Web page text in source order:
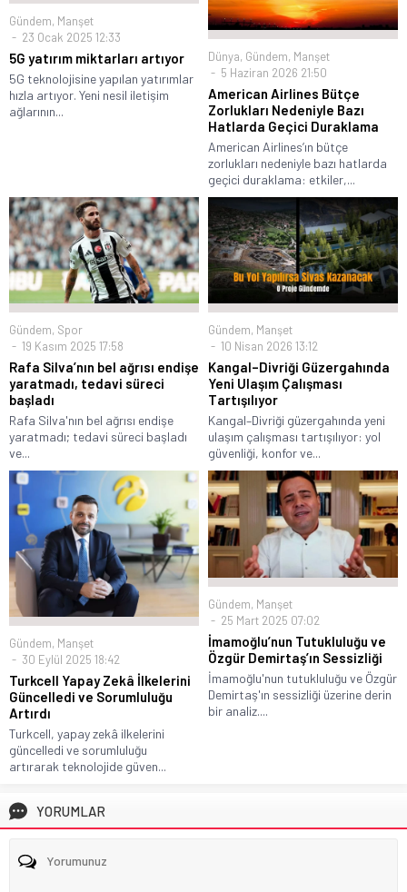
Gündem, Manşet
23 Ocak 2025 12:33
5G yatırım miktarları artıyor
5G teknolojisine yapılan yatırımlar
hızla artıyor. Yeni nesil iletişim
ağlarının...
Dünya, Gündem, Manşet
5 Haziran 2026 21:50
American Airlines Bütçe
Zorlukları Nedeniyle Bazı
Hatlarda Geçici Duraklama
American Airlines’ın bütçe
zorlukları nedeniyle bazı hatlarda
geçici duraklama: etkiler,...
Gündem, Spor
19 Kasım 2025 17:58
Rafa Silva’nın bel ağrısı endişe
yaratmadı, tedavi süreci
başladı
Rafa Silva'nın bel ağrısı endişe
yaratmadı; tedavi süreci başladı
ve...
Gündem, Manşet
10 Nisan 2026 13:12
Kangal–Divriği Güzergahında
Yeni Ulaşım Çalışması
Tartışılıyor
Kangal–Divriği güzergahında yeni
ulaşım çalışması tartışılıyor: yol
güvenliği, konfor ve...
Gündem, Manşet
30 Eylül 2025 18:42
Turkcell Yapay Zekâ İlkelerini
Güncelledi ve Sorumluluğu
Artırdı
Turkcell, yapay zekâ ilkelerini
güncelledi ve sorumluluğu
artırarak teknolojide güven...
Gündem, Manşet
25 Mart 2025 07:02
İmamoğlu’nun Tutukluluğu ve
Özgür Demirtaş’ın Sessizliği
İmamoğlu'nun tutukluluğu ve Özgür
Demirtaş'ın sessizliği üzerine derin
bir analiz....
YORUMLAR